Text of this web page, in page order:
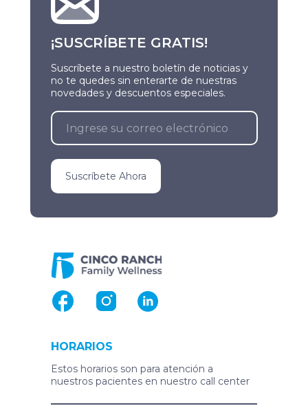
HORARIOS
Estos horarios son para atención a
nuestros pacientes en nuestro call center
¡SUSCRÍBETE GRATIS!
Suscríbete a nuestro boletín de noticias y
no te quedes sin enterarte de nuestras
novedades y descuentos especiales.
Suscríbete Ahora